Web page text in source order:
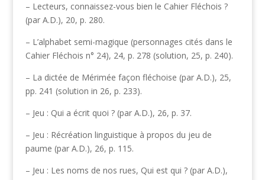
– Lecteurs, connaissez-vous bien le Cahier Fléchois ?
(par A.D.), 20, p. 280.
– L’alphabet semi-magique (personnages cités dans le
Cahier Fléchois n° 24), 24, p. 278 (solution, 25, p. 240).
– La dictée de Mérimée façon fléchoise (par A.D.), 25,
pp. 241 (solution in 26, p. 233).
– Jeu : Qui a écrit quoi ? (par A.D.), 26, p. 37.
– Jeu : Récréation linguistique à propos du jeu de
paume (par A.D.), 26, p. 115.
– Jeu : Les noms de nos rues, Qui est qui ? (par A.D.),